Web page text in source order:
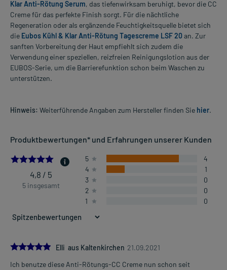
Klar Anti-Rötung Serum, das tiefenwirksam beruhigt, bevor die CC
Creme für das perfekte Finish sorgt. Für die nächtliche
Regeneration oder als ergänzende Feuchtigkeitsquelle bietet sich
die Eubos Kühl & Klar Anti-Rötung Tagescreme LSF 20an. Zur
sanften Vorbereitung der Haut empfiehlt sich zudem die
Verwendung einer speziellen, reizfreien Reinigungslotion aus der
EUBOS-Serie, um die Barrierefunktion schon beim Waschen zu
unterstützen.
Hinweis: Weiterführende Angaben zum Hersteller finden Sie hier.
Produktbewertungen* und Erfahrungen unserer Kunden
4.8
4,8 / 5
5 insgesamt
5
4
4
1
3
0
2
0
1
0
5.0
Elli aus Kaltenkirchen 21.09.2021
Ich benutze diese Anti-Rötungs-CC Creme nun schon seit